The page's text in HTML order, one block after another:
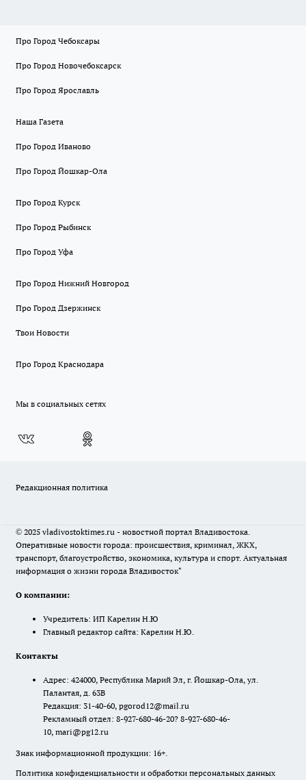
Про Город Чебоксары
Про Город Новочебоксарск
Про Город Ярославль
Наша Газета
Про Город Иваново
Про Город Йошкар-Ола
Про Город Курск
Про Город Рыбинск
Про Город Уфа
Про Город Нижний Новгород
Про Город Дзержинск
Твои Новости
Про Город Краснодара
Мы в социальных сетях
Редакционная политика
© 2025 vladivostoktimes.ru - новостной портал Владивостока.
Оперативные новости города: происшествия, криминал, ЖКХ,
транспорт, благоустройство, экономика, культура и спорт. Актуальная
информация о жизни города Владивосток"
О компании:
Учредитель: ИП Карелин Н.Ю
Главный редактор сайта: Карелин Н.Ю.
Контакты
Адрес: 424000, Республика Марий Эл, г. Йошкар-Ола, ул.
Палантая, д. 63В
Редакция: 31-40-60, pgorod12@mail.ru
Рекламный отдел: 8-927-680-46-20? 8-927-680-46-
10, mari@pg12.ru
Знак информационной продукции: 16+.
Политика конфиденциальности и обработки персональных данных